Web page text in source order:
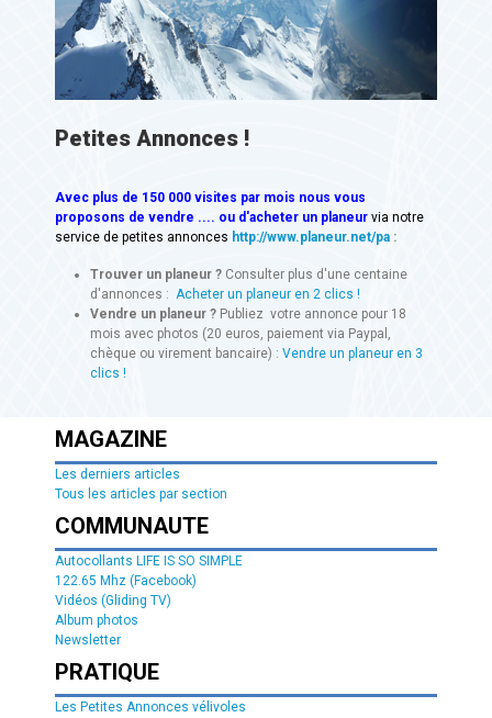
Petites Annonces !
Avec plus de 150 000 visites par mois nous vous
proposons de vendre .... ou d'acheter un planeur via notre
service de petites annonces http://www.planeur.net/pa :
Trouver un planeur ? Consulter plus d'une centaine
d'annonces : Acheter un planeur en 2 clics !
Vendre un planeur ? Publiez votre annonce pour 18
mois avec photos (20 euros, paiement via Paypal,
chèque ou virement bancaire) : Vendre un planeur en 3
clics !
MAGAZINE
Les derniers articles
Tous les articles par section
COMMUNAUTE
Autocollants LIFE IS SO SIMPLE
122.65 Mhz (Facebook)
Vidéos (Gliding TV)
Album photos
Newsletter
PRATIQUE
Les Petites Annonces vélivoles